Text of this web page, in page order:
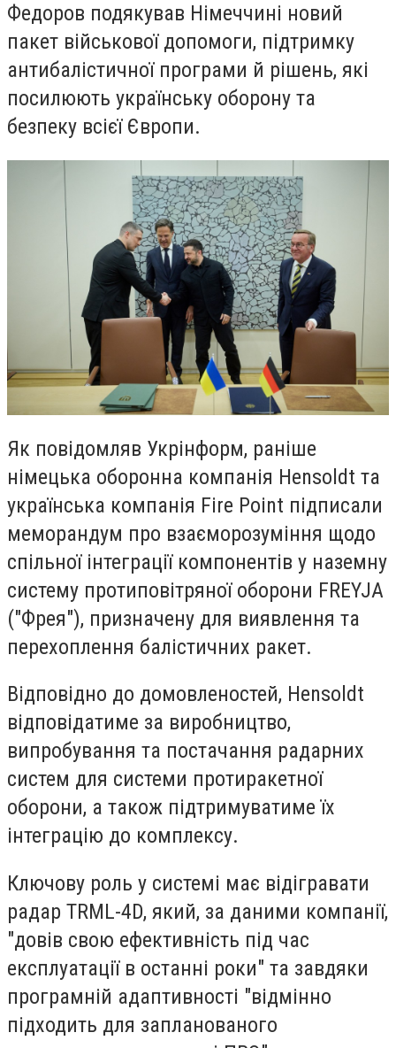
Федоров подякував Німеччині новий
пакет військової допомоги, підтримку
антибалістичної програми й рішень, які
посилюють українську оборону та
безпеку всієї Європи.
Як повідомляв Укрінформ, раніше
німецька оборонна компанія Hensoldt та
українська компанія Fire Point підписали
меморандум про взаєморозуміння щодо
спільної інтеграції компонентів у наземну
систему протиповітряної оборони FREYJA
("Фрея"), призначену для виявлення та
перехоплення балістичних ракет.
Відповідно до домовленостей, Hensoldt
відповідатиме за виробництво,
випробування та постачання радарних
систем для системи протиракетної
оборони, а також підтримуватиме їх
інтеграцію до комплексу.
Ключову роль у системі має відігравати
радар TRML-4D, який, за даними компанії,
"довів свою ефективність під час
експлуатації в останні роки" та завдяки
програмній адаптивності "відмінно
підходить для запланованого